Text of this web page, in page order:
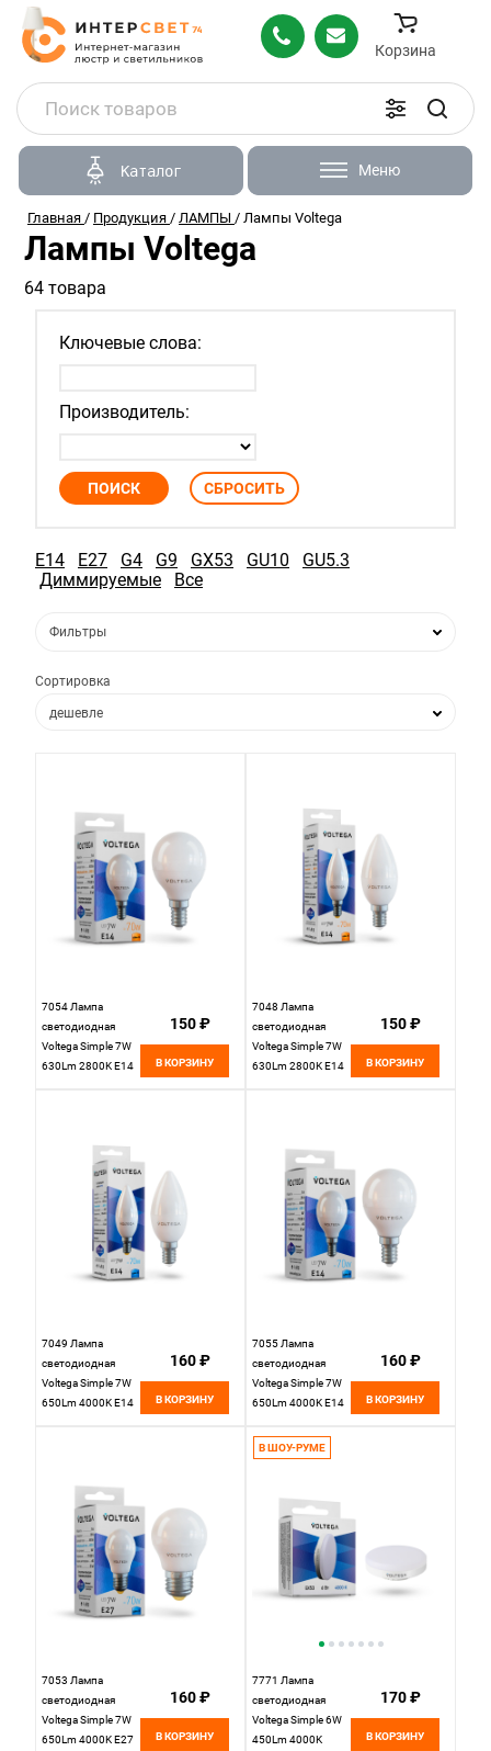
Корзина
Каталог Меню
Главная / Продукция / ЛАМПЫ / Лампы Voltega
Лампы Voltega
64 товара
Ключевые слова:
Производитель:
E14 E27 G4 G9 GX53 GU10
GU5.3
Диммируемые
Все
Фильтры
Сортировка
дешевле
по новизне
7054 Лампа
светодиодная
Voltega Simple 7W
630Lm 2800K E14
150 ₽
В КОРЗИНУ
7048 Лампа
светодиодная
Voltega Simple 7W
630Lm 2800K E14
150 ₽
В КОРЗИНУ
7049 Лампа
светодиодная
Voltega Simple 7W
650Lm 4000K E14
160 ₽
В КОРЗИНУ
7055 Лампа
светодиодная
Voltega Simple 7W
650Lm 4000K E14
160 ₽
В КОРЗИНУ
7053 Лампа
светодиодная
Voltega Simple 7W
650Lm 4000K E27
160 ₽
В КОРЗИНУ
В ШОУ-РУМЕ
7771 Лампа
светодиодная
Voltega Simple 6W
450Lm 4000K
170 ₽
В КОРЗИНУ